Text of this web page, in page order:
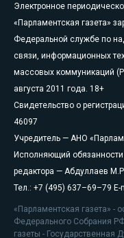
Электронное
«Парламентская газета»
Федеральной службе по
связи, информационных
массовых коммуникаций
августа 2011 года. 18+
Свидетельство о
46097
Учредитель — АНО
Исполняющий обязанности
редактора — Абдуллаев
Тел.: +7 (495) 637–69–79 E-
«Парламентская газета» -
Федерального Собрания
газеты -